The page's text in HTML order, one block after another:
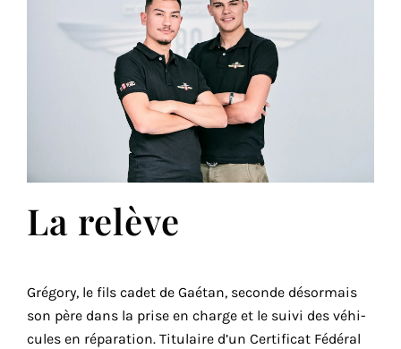
La relève
Grégory, le fils cadet de Gaétan, seconde désor­mais
son père dans la prise en charge et le sui­vi des véhi­
cules en répa­ra­tion. Titulaire d’un Certificat Fédéral